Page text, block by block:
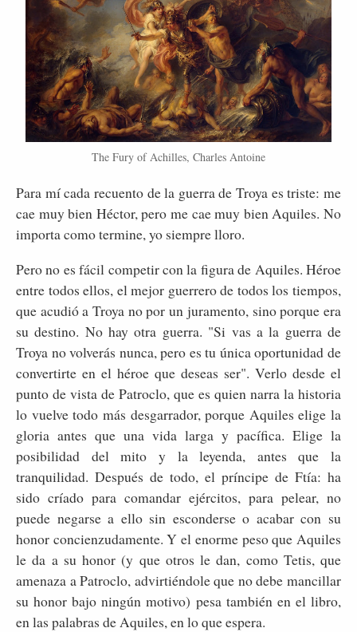
The Fury of Achilles, Charles Antoine
Para mí cada recuento de la guerra de Troya es triste: me
cae muy bien Héctor, pero me cae muy bien Aquiles. No
importa como termine, yo siempre lloro.
Pero no es fácil competir con la figura de Aquiles. Héroe
entre todos ellos, el mejor guerrero de todos los tiempos,
que acudió a Troya no por un juramento, sino porque era
su destino. No hay otra guerra. "Si vas a la guerra de
Troya no volverás nunca, pero es tu única oportunidad de
convertirte en el héroe que deseas ser". Verlo desde el
punto de vista de Patroclo, que es quien narra la historia
lo vuelve todo más desgarrador, porque Aquiles elige la
gloria antes que una vida larga y pacífica. Elige la
posibilidad del mito y la leyenda, antes que la
tranquilidad. Después de todo, el príncipe de Ftía: ha
sido críado para comandar ejércitos, para pelear, no
puede negarse a ello sin esconderse o acabar con su
honor concienzudamente. Y el enorme peso que Aquiles
le da a su honor (y que otros le dan, como Tetis, que
amenaza a Patroclo, advirtiéndole que no debe mancillar
su honor bajo ningún motivo) pesa también en el libro,
en las palabras de Aquiles, en lo que espera.